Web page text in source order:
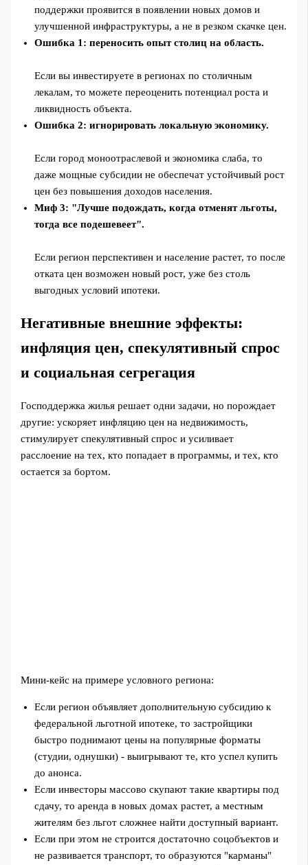
поддержки проявится в появлении новых домов и
улучшенной инфраструктуры, а не в резком скачке цен.
Ошибка 1: переносить опыт столиц на область.
Если вы инвестируете в регионах по столичным
лекалам, то можете переоценить потенциал роста и
ликвидность объекта.
Ошибка 2: игнорировать локальную экономику.
Если город моноотраслевой и экономика слаба, то
даже мощные субсидии не обеспечат устойчивый рост
цен без повышения доходов населения.
Миф 3: "Лучше подождать, когда отменят льготы,
тогда все подешевеет".
Если регион перспективен и население растет, то после
отката цен возможен новый рост, уже без столь
выгодных условий ипотеки.
Негативные внешние эффекты:
инфляция цен, спекулятивный спрос
и социальная сегрегация
Господдержка жилья решает одни задачи, но порождает
другие: ускоряет инфляцию цен на недвижимость,
стимулирует спекулятивный спрос и усиливает
расслоение на тех, кто попадает в программы, и тех, кто
остается за бортом.
Мини-кейс на примере условного региона:
Если регион объявляет дополнительную субсидию к
федеральной льготной ипотеке, то застройщики
быстро поднимают цены на популярные форматы
(студии, однушки) - выигрывают те, кто успел купить
до анонса.
Если инвесторы массово скупают такие квартиры под
сдачу, то аренда в новых домах растет, а местным
жителям без льгот сложнее найти доступный вариант.
Если при этом не строится достаточно соцобъектов и
не развивается транспорт, то образуются "карманы"